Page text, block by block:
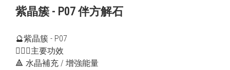
紫晶簇 - P07 伴方解石
🔮紫晶簇 - P07
💁🏻‍♀️主要功效
🔺 水晶補充 / 增強能量